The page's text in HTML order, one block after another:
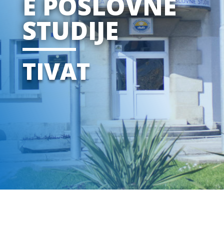
STUDIJE
TIVAT